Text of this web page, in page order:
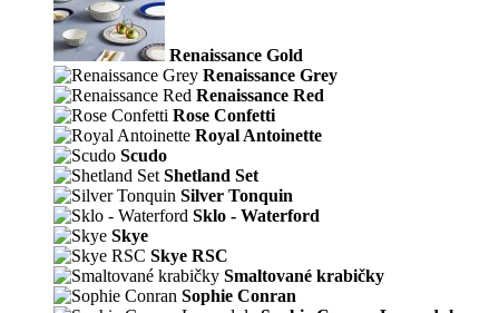
Renaissance Gold
Renaissance Grey
Renaissance Red
Rose Confetti
Royal Antoinette
Scudo
Shetland Set
Silver Tonquin
Sklo - Waterford
Skye
Skye RSC
Smaltované krabičky
Sophie Conran